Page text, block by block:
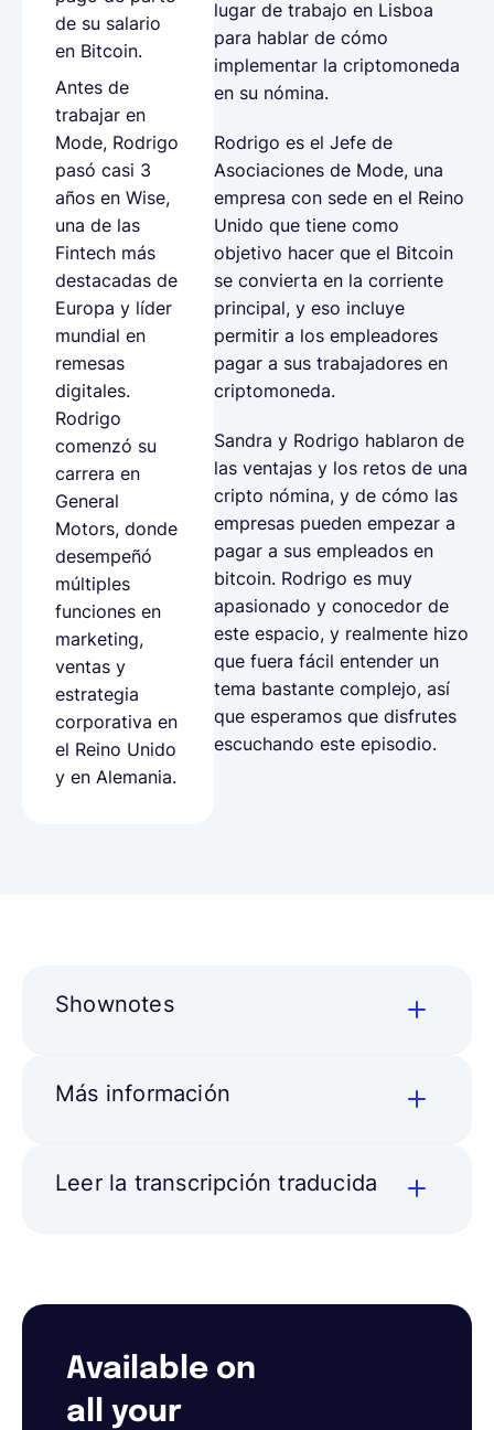
de su salario
en Bitcoin.
Antes de
trabajar en
Mode, Rodrigo
pasó casi 3
años en Wise,
una de las
Fintech más
destacadas de
Europa y líder
mundial en
remesas
digitales.
Rodrigo
comenzó su
carrera en
General
Motors, donde
desempeñó
múltiples
funciones en
marketing,
ventas y
estrategia
corporativa en
el Reino Unido
y en Alemania.
lugar de trabajo en Lisboa
para hablar de cómo
implementar la criptomoneda
en su nómina.
Rodrigo es el Jefe de
Asociaciones de Mode, una
empresa con sede en el Reino
Unido que tiene como
objetivo hacer que el Bitcoin
se convierta en la corriente
principal, y eso incluye
permitir a los empleadores
pagar a sus trabajadores en
criptomoneda.
Sandra y Rodrigo hablaron de
las ventajas y los retos de una
cripto nómina, y de cómo las
empresas pueden empezar a
pagar a sus empleados en
bitcoin. Rodrigo es muy
apasionado y conocedor de
este espacio, y realmente hizo
que fuera fácil entender un
tema bastante complejo, así
que esperamos que disfrutes
escuchando este episodio.
Shownotes
Más información
Leer la transcripción traducida
Available on
all your